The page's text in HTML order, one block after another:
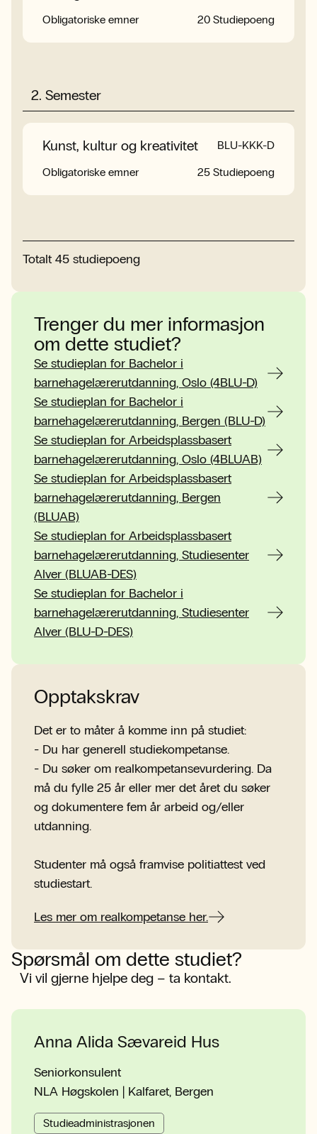
Obligatoriske emner 20 Studiepoeng
2. Semester
Kunst, kultur og kreativitet
BLU-KKK-D
Obligatoriske emner
25 Studiepoeng
Totalt 45 studiepoeng
Språk, tekst og
matematikk
BLU-STM-D
Obligatoriske emner 25 Studiepoeng
Obligatoriske emner 30 Studiepoeng
Ledelse, samarbeid og
BLU-LSU-D
Bacheloroppgave
Trenger du mer informasjon
om dette studiet?
Se studieplan for Bachelor i
barnehagelærerutdanning, Oslo (4BLU-D)
Se studieplan for Bachelor i
barnehagelærerutdanning, Bergen (BLU-D)
Se studieplan for Arbeidsplassbasert
barnehagelærerutdanning, Oslo (4BLUAB)
Se studieplan for Arbeidsplassbasert
barnehagelærerutdanning, Bergen
(BLUAB)
Se studieplan for Arbeidsplassbasert
barnehagelærerutdanning, Studiesenter
Alver (BLUAB-DES)
Se studieplan for Bachelor i
barnehagelærerutdanning, Studiesenter
Alver (BLU-D-DES)
Opptakskrav
Det er to måter å komme inn på studiet:
- Du har generell studiekompetanse.
- Du søker om realkompetansevurdering. Da
må du fylle 25 år eller mer det året du søker
og dokumentere fem år arbeid og/eller
utdanning.
Studenter må også framvise politiattest ved
studiestart.
Les mer om realkompetanse her.
Spørsmål om dette studiet?
Vi vil gjerne hjelpe deg – ta kontakt.
Anna Alida Sævareid Hus
Seniorkonsulent
NLA Høgskolen | Kalfaret, Bergen
Studieadministrasjonen